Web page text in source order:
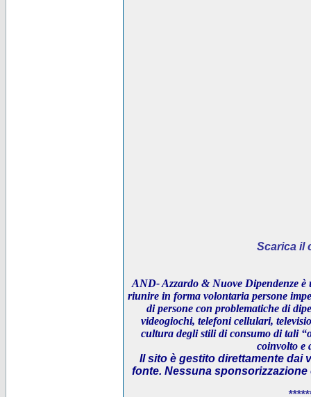
Scarica il
AND- Azzardo & Nuove Dipendenze è
riunire in forma volontaria persone
di persone con problematiche di
videogiochi, telefoni cellulari,
cultura degli stili di consumo di tali
coinvolto e
Il sito è gestito direttamente dai
fonte. Nessuna